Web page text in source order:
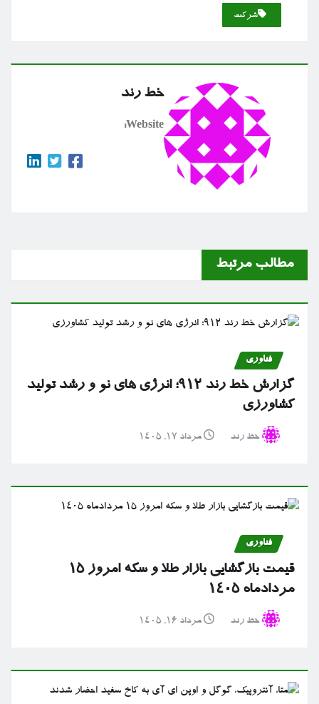
شركت
خط رند
Website:
مطالب مرتبط
فناوری
گزارش خط رند ۹۱۲؛ انرژی های نو و رشد تولید
کشاورزی
خط رند مرداد ۱۷, ۱۴۰۵
فناوری
قیمت بازگشایی بازار طلا و سکه امروز ۱۵
مردادماه ۱۴۰۵
خط رند مرداد ۱۶, ۱۴۰۵